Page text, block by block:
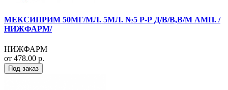
МЕКСИПРИМ 50МГ/МЛ. 5МЛ. №5 Р-Р Д/В/В,В/М АМП. /
НИЖФАРМ/
НИЖФАРМ
от 478.00 р.
Под заказ